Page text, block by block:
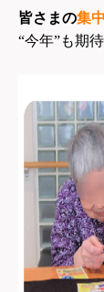
皆さまの集
“今年”も期